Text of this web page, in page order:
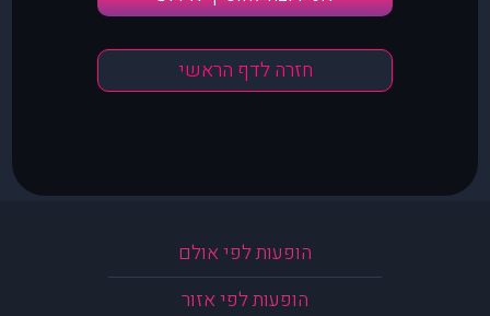
חזרה לדף הראשי
הופעות לפי אולם
הופעות לפי אזור